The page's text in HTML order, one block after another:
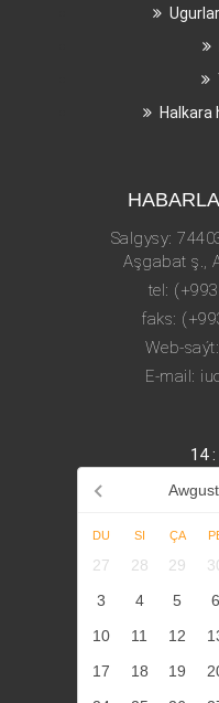
Salgysy:
Aşgabat ş.,
tel:
faks:
Web-
E-mail:
14:
DU SI ÇA
27 28 29
3
4 5 6
10
11 12
17
18 19